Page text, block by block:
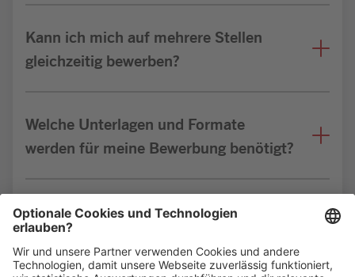
Kann ich mich auf mehrere Stellen
gleichzeitig bewerben?
Welche Unterlagen und Formate
werden für meine Bewerbung benötigt?
Bin ich für die Stelle geeignet?